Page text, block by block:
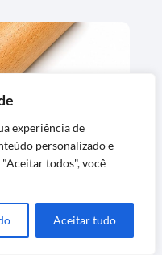
experiência de
personalizado e
todos", você
Aceitar tudo
Resistente e